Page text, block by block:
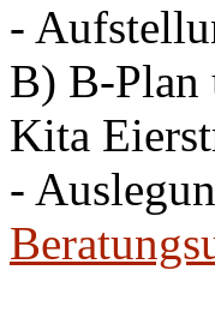
-
B) B-Plan
Kita
-